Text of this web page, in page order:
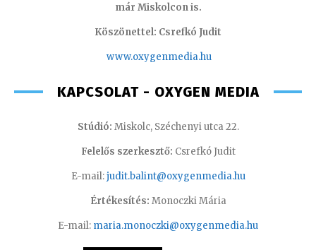
már Miskolcon is.
Köszönettel: Csrefkó Judit
www.oxygenmedia.hu
KAPCSOLAT - OXYGEN MEDIA
Stúdió: Miskolc, Széchenyi utca 22.
Felelős szerkesztő: Csrefkó Judit
E-mail:judit.balint@oxygenmedia.hu
Értékesítés: Monoczki Mária
E-mail: maria.monoczki@oxygenmedia.hu